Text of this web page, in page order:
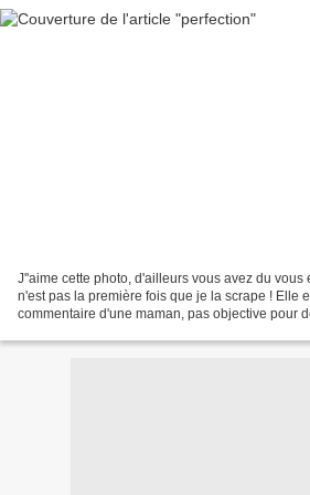
J''aime cette photo, d'ailleurs vous avez du vous
n'est pas la première fois que je la scrape ! Elle
commentaire d'une maman, pas objective pour